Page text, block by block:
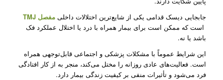
جابجایی دیسک قدامی یکی از شایع‌ترین اختلالات داخلی مفصل TMJ
است که ممکن است برای بیمار همراه با درد یا اختلال عملکرد فک
باشد یا نه.
این شرایط عموماً با مشکلات پزشکی و اجتماعی قابل‌توجهی همراه
است. فعالیت‌های عادی روزانه را مختل می‌کند، منجر به از کار افتادگی
فرد می‌شود و تأثیرات منفی بر کیفیت زندگی بیمار دارد.